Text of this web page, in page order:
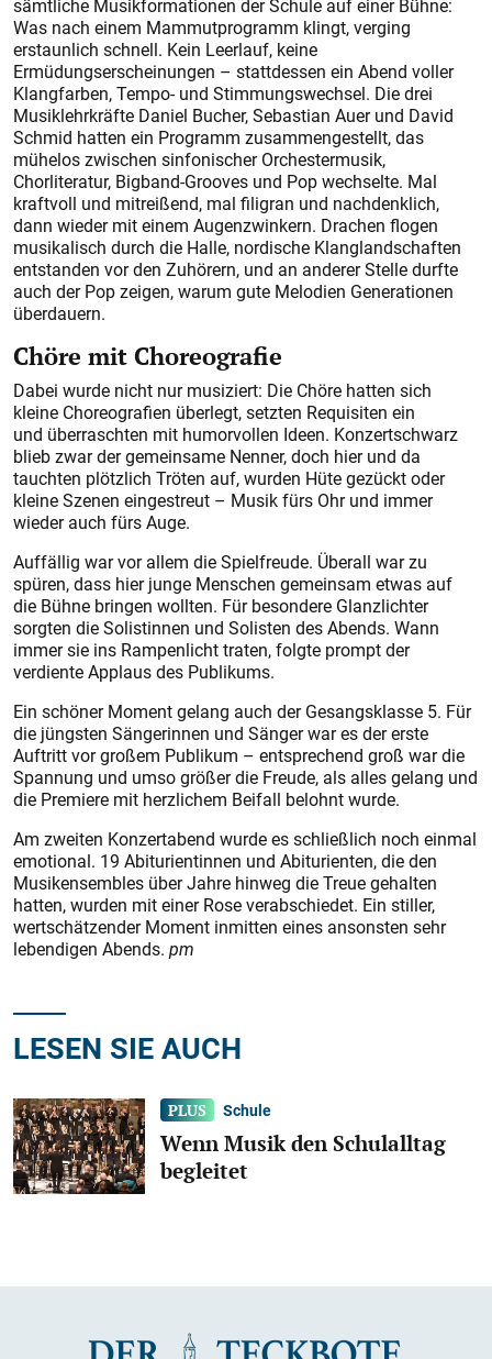
sämtliche Musikformationen der Schule auf einer Bühne:
Was nach einem Mammutprogramm klingt, verging
erstaunlich schnell. Kein Leerlauf, keine
Ermüdungserscheinungen – stattdessen ein Abend voller
Klangfarben, Tempo- und Stimmungswechsel. Die drei
Musiklehrkräfte Daniel Bucher, Sebastian Auer und David
Schmid hatten ein Programm zusammengestellt, das
mühelos zwischen sinfonischer Orches­termusik,
Chorliteratur, Bigband-Grooves und Pop wechselte. Mal
kraftvoll und mitreißend, mal filigran und nachdenklich,
dann wieder mit einem Augenzwinkern. Drachen flogen
musikalisch durch die Halle, nordische Klanglandschaften
entstanden vor den Zuhörern, und an anderer Stelle durfte
auch der Pop zeigen, warum gute Melodien Generationen
überdauern.
Chöre mit Choreografie
Dabei wurde nicht nur musiziert: Die Chöre hatten sich
kleine Choreografien überlegt, setzten Requisiten ein
und überraschten mit humorvollen Ideen. Konzertschwarz
blieb zwar der gemeinsame Nenner, doch hier und da
tauchten plötzlich Tröten auf, wurden Hüte gezückt oder
kleine Szenen eingestreut – Musik fürs Ohr und immer
wieder auch fürs Auge.
Auffällig war vor allem die Spielfreude. Überall war zu
spüren, dass hier junge Menschen gemeinsam etwas auf
die Bühne bringen wollten. Für besondere Glanzlichter
sorgten die Solis­tinnen und Solisten des Abends. Wann
immer sie ins Rampenlicht traten, folgte prompt der
verdiente Applaus des Publikums.
Ein schöner Moment gelang auch der Gesangsklasse 5. Für
die jüngsten Sängerinnen und Sänger war es der erste
Auftritt vor gro­ßem Publikum – entsprechend groß war die
Spannung und umso größer die Freude, als alles gelang und
die Premiere mit herzlichem Beifall belohnt wurde.
Am zweiten Konzertabend wurde es schließlich noch einmal
emotional. 19 Abiturientinnen und Abiturienten, die den
Musik­ensembles über Jahre hinweg die Treue gehalten
hatten, wurden mit einer Rose verabschiedet. Ein stiller,
wertschätzender Moment inmitten eines ansonsten sehr
lebendigen Abends. pm
LESEN SIE AUCH
Schule
Wenn Musik den Schulalltag
begleitet